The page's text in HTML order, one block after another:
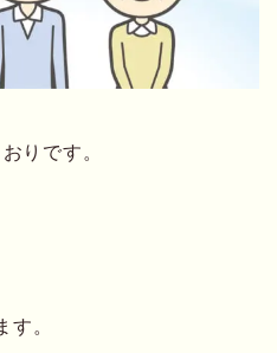
りです。
す。